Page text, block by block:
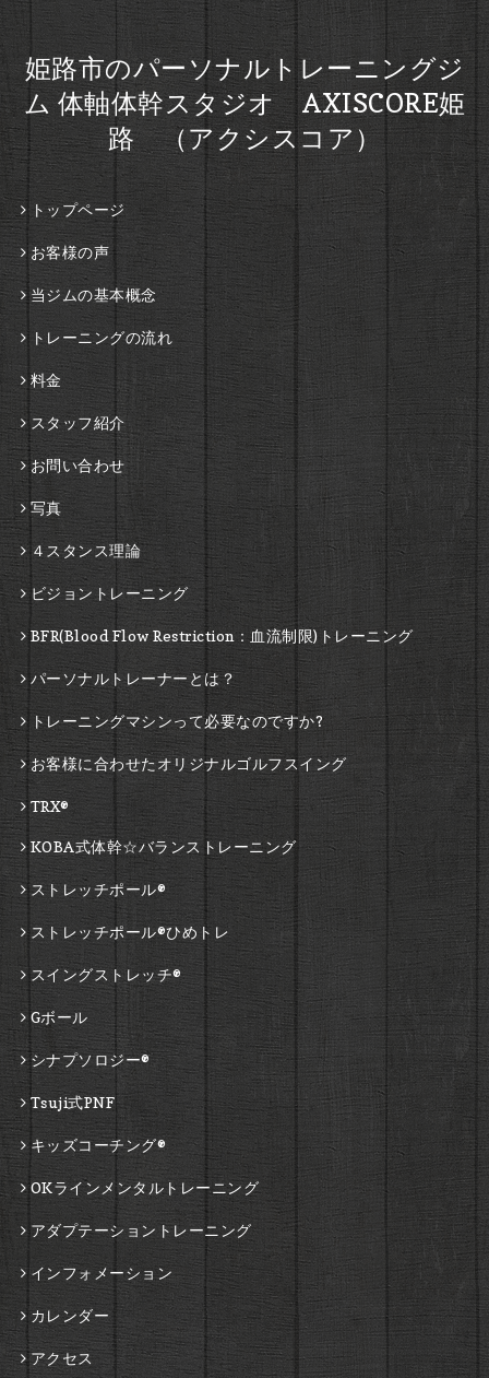
姫路市のパーソナルトレーニングジ
ム 体軸体幹スタジオ AXISCORE姫
路 （アクシスコア）
トップページ
お客様の声
当ジムの基本概念
トレーニングの流れ
料金
スタッフ紹介
お問い合わせ
写真
４スタンス理論
ビジョントレーニング
BFR(Blood Flow Restriction：血流制限)トレーニング
パーソナルトレーナーとは？
トレーニングマシンって必要なのですか?
お客様に合わせたオリジナルゴルフスイング
TRX®
KOBA式体幹☆バランストレーニング
ストレッチポール®
ストレッチポール®ひめトレ
スイングストレッチ®
Gボール
シナプソロジー®
Tsuji式PNF
キッズコーチング®
OKラインメンタルトレーニング
アダプテーショントレーニング
インフォメーション
カレンダー
アクセス